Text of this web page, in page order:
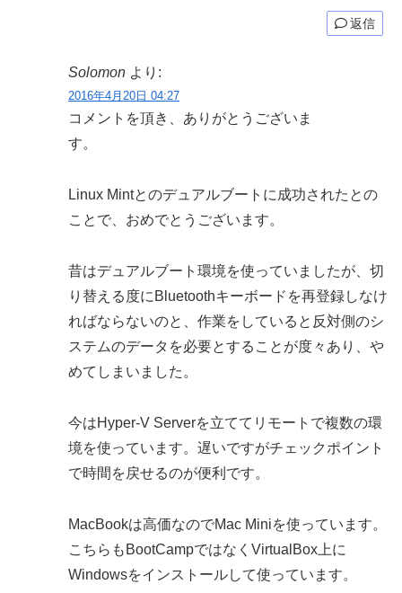
返信
Solomon より:
2016年4月20日 04:27
コメントを頂き、ありがとうございま
す。
Linux Mintとのデュアルブートに成功されたとの
ことで、おめでとうございます。
昔はデュアルブート環境を使っていましたが、切
り替える度にBluetoothキーボードを再登録しなけ
ればならないのと、作業をしていると反対側のシ
ステムのデータを必要とすることが度々あり、や
めてしまいました。
今はHyper-V Serverを立ててリモートで複数の環
境を使っています。遅いですがチェックポイント
で時間を戻せるのが便利です。
MacBookは高価なのでMac Miniを使っています。
こちらもBootCampではなくVirtualBox上に
Windowsをインストールして使っています。